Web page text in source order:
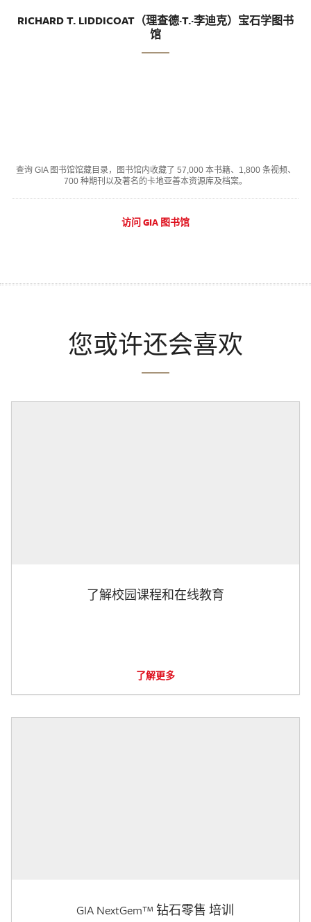
RICHARD T. LIDDICOAT（理查德·T.·李迪克）宝石学图书
馆
查询 GIA 图书馆馆藏目录，图书馆内收藏了 57,000 本书籍、1,800 条视频、
700 种期刊以及著名的卡地亚善本资源库及档案。
访问 GIA 图书馆
您或许还会喜欢
了解校园课程和在线教育
了解更多
GIA NextGem™ 钻石零售 培训